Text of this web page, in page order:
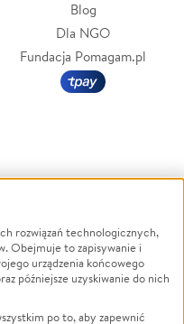
Blog
Dla NGO
Fundacja Pomagam.pl
Powódź
Wichura
NGO
rozwiązań technologicznych,
Obejmuje to zapisywanie i
urządzenia końcowego
późniejsze uzyskiwanie do nich
po to, aby zapewnić